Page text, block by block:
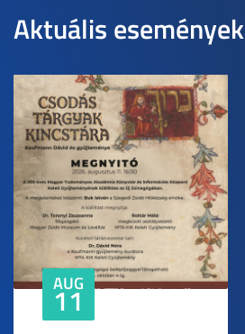
Aktuális események
AUG
11